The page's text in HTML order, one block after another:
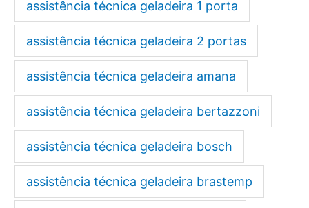
assistência técnica geladeira 1 porta
assistência técnica geladeira 2 portas
assistência técnica geladeira amana
assistência técnica geladeira bertazzoni
assistência técnica geladeira bosch
assistência técnica geladeira brastemp